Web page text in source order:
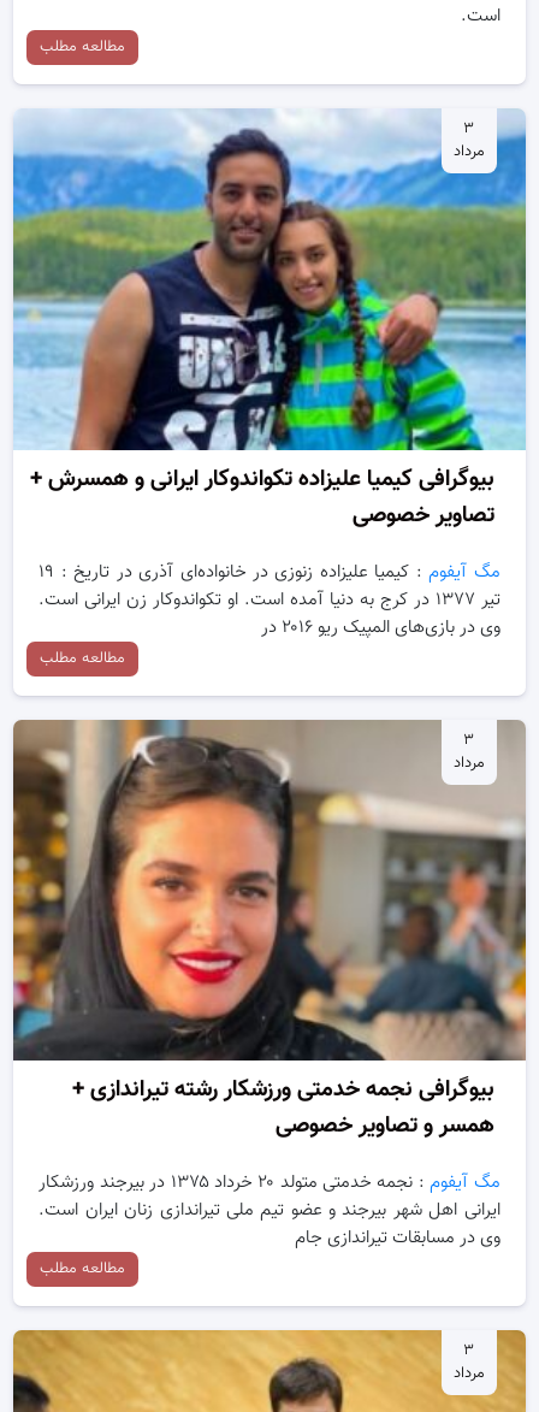
است.
مطالعه مطلب
۳
مرداد
بیوگرافی کیمیا علیزاده تکواندوکار ایرانی و همسرش +
تصاویر خصوصی
مگ آیفوم
: کیمیا علیزاده زنوزی در خانواده‌ای آذری در تاریخ : ۱۹
تیر ۱۳۷۷ در کرج به دنیا آمده است. او تکواندوکار زن ایرانی است.
وی در بازی‌های المپیک ریو ۲۰۱۶ در
مطالعه مطلب
۳
مرداد
بیوگرافی نجمه خدمتی ورزشکار رشته تیراندازی +
همسر و تصاویر خصوصی
مگ آیفوم
: نجمه خدمتی متولد ۲۰ خرداد ۱۳۷۵ در بیرجند ورزشکار
ایرانی اهل شهر بیرجند و عضو تیم ملی تیراندازی زنان ایران است.
وی در مسابقات تیراندازی جام
مطالعه مطلب
۳
مرداد